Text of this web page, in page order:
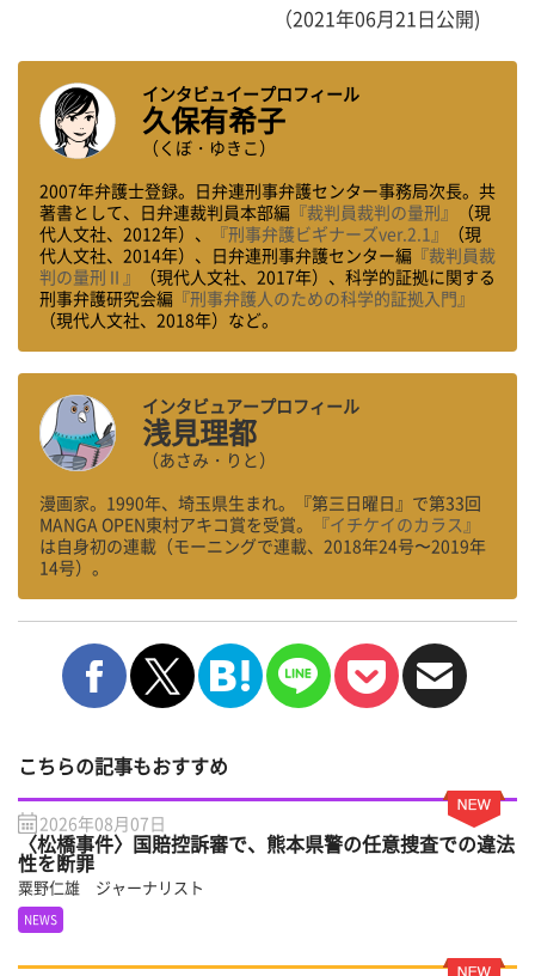
（2021年06月21日公開)
インタビュイープロフィール
久保有希子
（くぼ・ゆきこ）
2007年弁護士登録。日弁連刑事弁護センター事務局次長。共
著書として、日弁連裁判員本部編 『裁判員裁判の量刑』
（現
代人文社、2012年）、
『刑事弁護ビギナーズver.2.1』
（現
代人文社、2014年）、日弁連刑事弁護センター編 『裁判員裁
判の量刑Ⅱ』
（現代人文社、2017年）、科学的証拠に関する
刑事弁護研究会編 『刑事弁護人のための科学的証拠入門』
（現代人文社、2018年）など。
インタビュアープロフィール
浅見理都
（あさみ・りと）
漫画家。1990年、埼玉県生まれ。『第三日曜日』で第33回
MANGA OPEN東村アキコ賞を受賞。
『イチケイのカラス』
は自身初の連載（モーニングで連載、2018年24号〜2019年
14号）。
こちらの記事もおすすめ
2026年08月07日
〈松橋事件〉国賠控訴審で、熊本県警の任意捜査での違法
性を断罪
粟野仁雄 ジャーナリスト
NEWS